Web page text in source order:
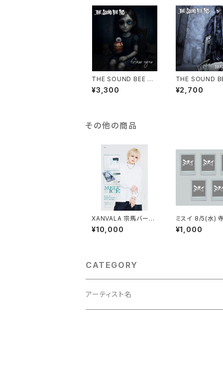
THE SOUND BEE HD
/ Glass eyes
¥3,300
THE SOUND
D/DEAD
約受付中！)
¥2,700
その他の商品
XANVALA 宗馬バース
デーセット2026
¥10,000
ミスイ 8/5(水)
Fireloop メンバ
チェキ
¥1,000
CATEGORY
アーティスト名